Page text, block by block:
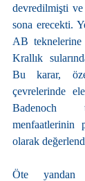
devredilmişti ve
sona erecekti.
AB
Krallık
Bu karar,
çevrelerinde
Badenoch
menfaatlerinin
olarak
Öte yandan